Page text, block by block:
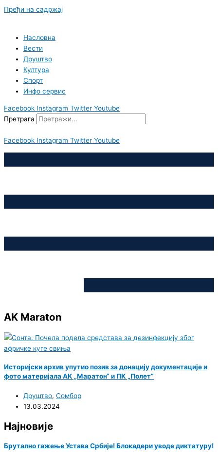
Пређи на садржај
Насловна
Вести
Друштво
Култура
Спорт
Инфо сервис
Facebook Instagram Twitter Youtube
Претрага
Facebook Instagram Twitter Youtube
AK Maraton
Историјски архив упутио позив за донацију документације и
фото материјала АК „Маратон“ и ПК „Полет“
Друштво, Сомбор
13.03.2024
Најновије
Брутално гажење Устава Србије! Блокадери уводе диктатуру!